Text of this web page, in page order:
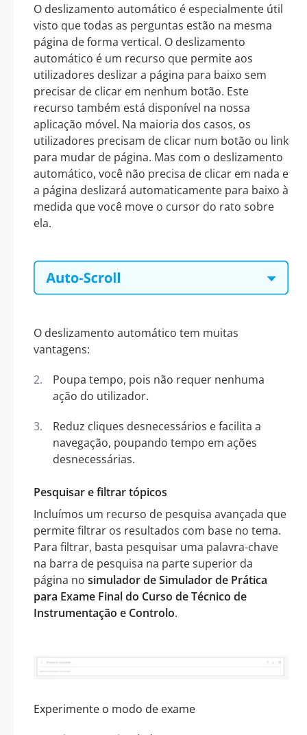
O deslizamento automático é especialmente útil
visto que todas as perguntas estão na mesma
página de forma vertical. O deslizamento
automático é um recurso que permite aos
utilizadores deslizar a página para baixo sem
precisar de clicar em nenhum botão. Este
recurso também está disponível na nossa
aplicação móvel. Na maioria dos casos, os
utilizadores precisam de clicar num botão ou link
para mudar de página. Mas com o deslizamento
automático, você não precisa de clicar em nada e
a página deslizará automaticamente para baixo à
medida que você move o cursor do rato sobre
ela.
O deslizamento automático tem muitas
vantagens:
Poupa tempo, pois não requer nenhuma
ação do utilizador.
Reduz cliques desnecessários e facilita a
navegação, poupando tempo em ações
desnecessárias.
Pesquisar e filtrar tópicos
Incluímos um recurso de pesquisa avançada que
permite filtrar os resultados com base no tema.
Para filtrar, basta pesquisar uma palavra-chave
na barra de pesquisa na parte superior da
página no simulador de Simulador de Prática
para Exame Final do Curso de Técnico de
Instrumentação e Controlo.
Experimente o modo de exame